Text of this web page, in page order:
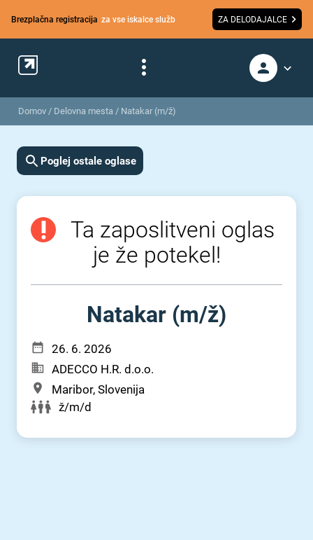
Brezplačna registracija za vse iskalce služb ZA DELODAJALCE
Domov / Delovna mesta / Natakar (m/ž)
Poglej ostale oglase
Ta zaposlitveni oglas
je že potekel!
Natakar (m⁠/⁠ž)
26. 6. 2026
ADECCO H.R. d.o.o.
Maribor, Slovenija
ž/m/d